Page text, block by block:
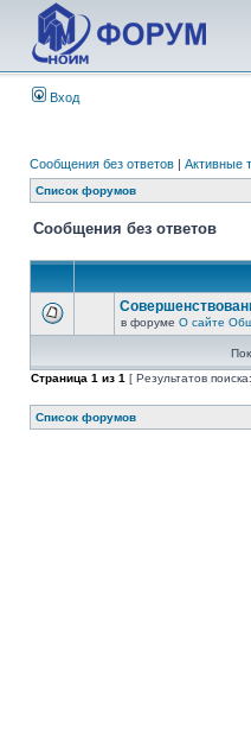
Вход
Сообщения без ответов | Активные
Список форумов
Сообщения без ответов
в форуме О сайте
Страница 1 из 1 [ Результатов
Список форумов